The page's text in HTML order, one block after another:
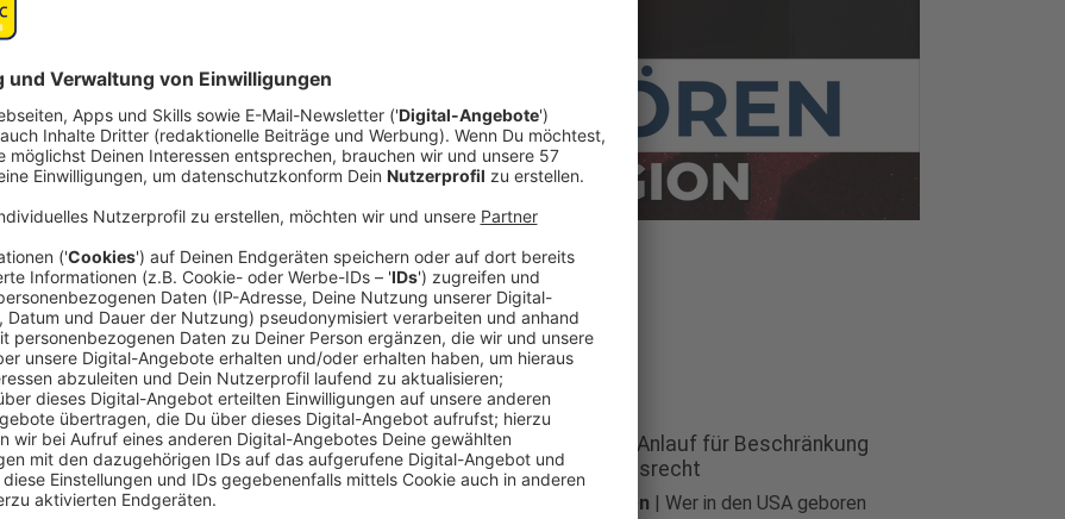
Zentralisieren oder nicht? Diskussion über
Drohnenabwehr
Weltnachrichten|
Trump: Neuer Anlauf für Beschränkung
von US-Geburtsrecht
Weltnachrichten |Wer in den USA geboren